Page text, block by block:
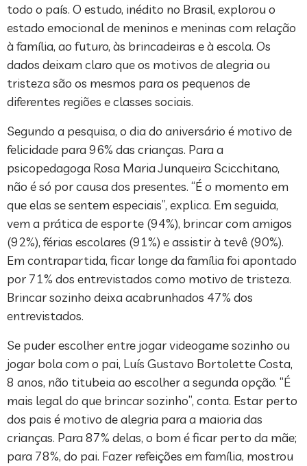
todo o país. O estudo, inédito no Brasil, explorou o
estado emocional de meninos e meninas com relação
à família, ao futuro, às brincadeiras e à escola. Os
dados deixam claro que os motivos de alegria ou
tristeza são os mesmos para os pequenos de
diferentes regiões e classes sociais.
Segundo a pesquisa, o dia do aniversário é motivo de
felicidade para 96% das crianças. Para a
psicopedagoga Rosa Maria Junqueira Scicchitano,
não é só por causa dos presentes. “É o momento em
que elas se sentem especiais”, explica. Em seguida,
vem a prática de esporte (94%), brincar com amigos
(92%), férias escolares (91%) e assistir à tevê (90%).
Em contrapartida, ficar longe da família foi apontado
por 71% dos entrevistados como motivo de tristeza.
Brincar sozinho deixa acabrunhados 47% dos
entrevistados.
Se puder escolher entre jogar videogame sozinho ou
jogar bola com o pai, Luís Gustavo Bortolette Costa,
8 anos, não titubeia ao escolher a segunda opção. “É
mais legal do que brincar sozinho”, conta. Estar perto
dos pais é motivo de alegria para a maioria das
crianças. Para 87% delas, o bom é ficar perto da mãe;
para 78%, do pai. Fazer refeições em família, mostrou